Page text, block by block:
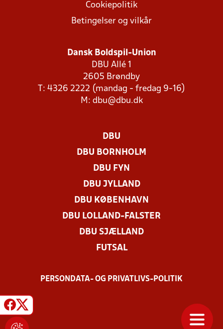
Cookiepolitik
Betingelser og vilkår
Dansk Boldspil-Union
DBU Allé 1
2605 Brøndby
T: 4326 2222 (mandag - fredag 9-16)
M: dbu@dbu.dk
DBU
DBU BORNHOLM
DBU FYN
DBU JYLLAND
DBU KØBENHAVN
DBU LOLLAND-FALSTER
DBU SJÆLLAND
FUTSAL
PERSONDATA- OG PRIVATLIVS-POLITIK